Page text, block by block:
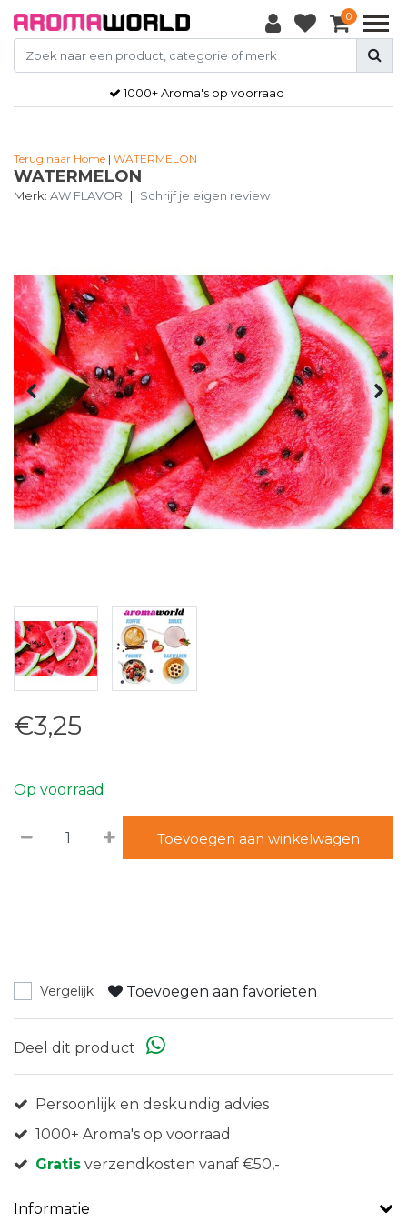
0
1000+ Aroma's op voorraad
Terug naar Home | WATERMELON
WATERMELON
Merk: AW FLAVOR | Schrijf je eigen review
€3,25
Op voorraad
Toevoegen aan winkelwagen
Vergelijk Toevoegen aan favorieten
Deel dit product
Persoonlijk en deskundig advies
1000+ Aroma's op voorraad
Gratis verzendkosten vanaf €50,-
Informatie